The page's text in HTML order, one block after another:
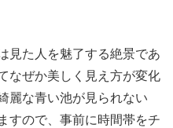
見た人を魅了する絶景であ
なぜか美しく見え方が変化
麗な青い池が見られない
すので、事前に時間帯をチ